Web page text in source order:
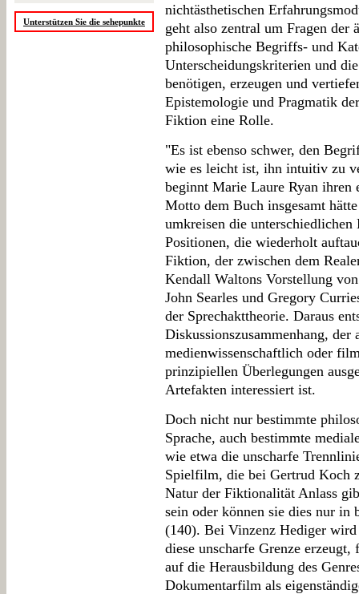
Unterstützen Sie die sehepunkte
nichtästhetischen
geht also zentral um Fragen der
philosophische Begriffs- und
Unterscheidungskriterien und
benötigen, erzeugen und
Epistemologie und Pragmatik
Fiktion eine Rolle.
"Es ist ebenso schwer, den
wie es leicht ist, ihn intuitiv zu
beginnt Marie Laure Ryan ihren
Motto dem Buch insgesamt
umkreisen die
Positionen, die wiederholt
Fiktion, der zwischen dem
Kendall Waltons Vorstellung
John Searles und Gregory
der Sprechakttheorie. Daraus
Diskussionszusammenhang,
medienwissenschaftlich oder
prinzipiellen Überlegungen
Artefakten interessiert ist.
Doch nicht nur bestimmte
Sprache, auch bestimmte
wie etwa die unscharfe
Spielfilm, die bei Gertrud Koch
Natur der Fiktionalität Anlass
sein oder können sie dies nur
(140). Bei Vinzenz Hediger
diese unscharfe Grenze
auf die Herausbildung des
Dokumentarfilm als